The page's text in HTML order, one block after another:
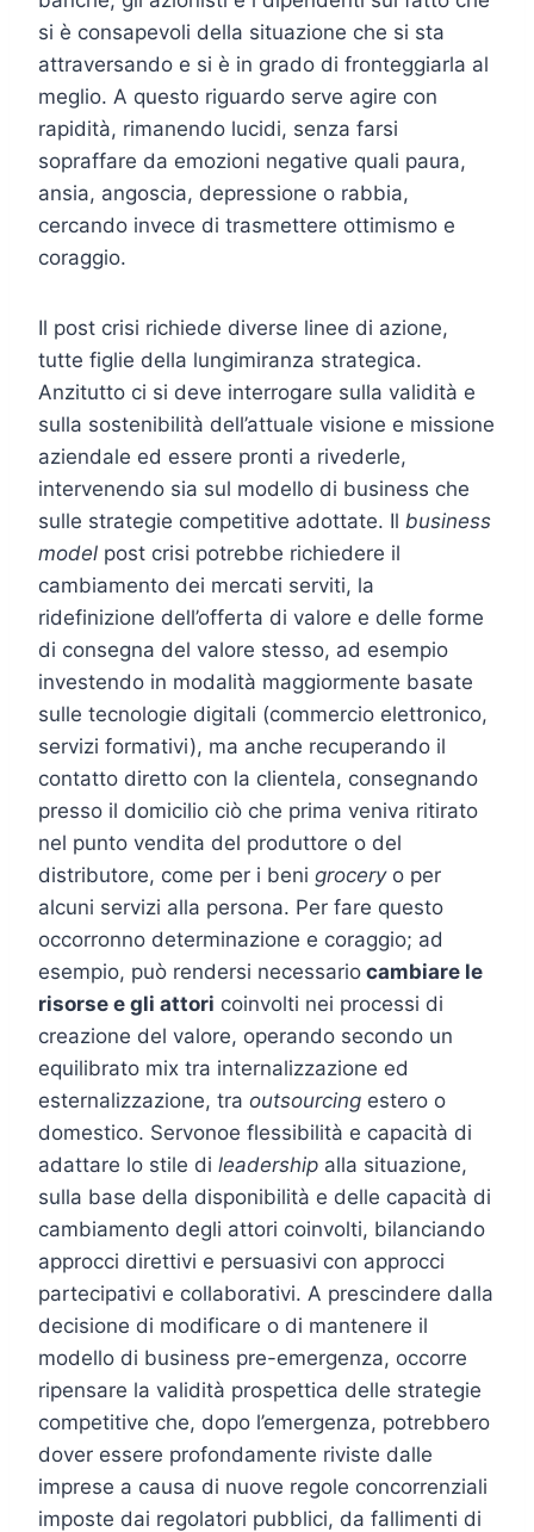
si è consapevoli della situazione che si sta
attraversando e si è in grado di fronteggiarla al
meglio. A questo riguardo serve agire con
rapidità, rimanendo lucidi, senza farsi
sopraffare da emozioni negative quali paura,
ansia, angoscia, depressione o rabbia,
cercando invece di trasmettere ottimismo e
coraggio.
Il post crisi richiede diverse linee di azione,
tutte figlie della lungimiranza strategica.
Anzitutto ci si deve interrogare sulla validità e
sulla sostenibilità dell’attuale visione e missione
aziendale ed essere pronti a rivederle,
intervenendo sia sul modello di business che
sulle strategie competitive adottate. Il business
model post crisi potrebbe richiedere il
cambiamento dei mercati serviti, la
ridefinizione dell’offerta di valore e delle forme
di consegna del valore stesso, ad esempio
investendo in modalità maggiormente basate
sulle tecnologie digitali (commercio elettronico,
servizi formativi), ma anche recuperando il
contatto diretto con la clientela, consegnando
presso il domicilio ciò che prima veniva ritirato
nel punto vendita del produttore o del
distributore, come per i beni groceryo per
alcuni servizi alla persona. Per fare questo
occorronno determinazione e coraggio; ad
esempio, può rendersi necessario cambiare le
risorse e gli attori coinvolti nei processi di
creazione del valore, operando secondo un
equilibrato mix tra internalizzazione ed
esternalizzazione, tra outsourcing estero o
domestico. Servonoe flessibilità e capacità di
adattare lo stile di leadership alla situazione,
sulla base della disponibilità e delle capacità di
cambiamento degli attori coinvolti, bilanciando
approcci direttivi e persuasivi con approcci
partecipativi e collaborativi. A prescindere dalla
decisione di modificare o di mantenere il
modello di business pre-emergenza, occorre
ripensare la validità prospettica delle strategie
competitive che, dopo l’emergenza, potrebbero
dover essere profondamente riviste dalle
imprese a causa di nuove regole concorrenziali
imposte dai regolatori pubblici, da fallimenti di